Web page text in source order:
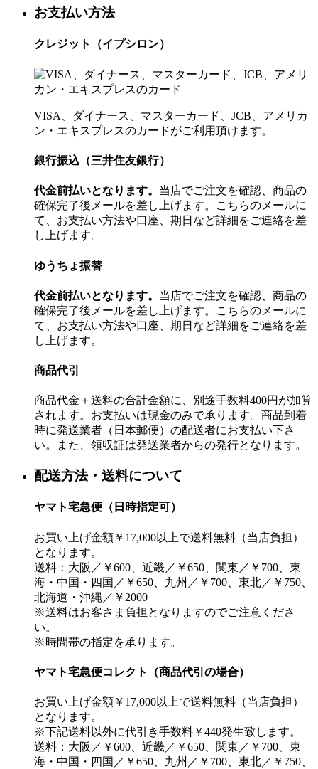
お支払い方法
クレジット（イプシロン）
VISA、ダイナース、マスターカード、JCB、アメリカ
ン・エキスプレスのカードがご利用頂けます。
銀行振込（三井住友銀行）
代金前払いとなります。 当店でご注文を確認、商品の
確保完了後メールを差し上げます。こちらのメールに
て、お支払い方法や口座、期日など詳細をご連絡を差
し上げます。
ゆうちょ振替
代金前払いとなります。 当店でご注文を確認、商品の
確保完了後メールを差し上げます。こちらのメールに
て、お支払い方法や口座、期日など詳細をご連絡を差
し上げます。
商品代引
商品代金＋送料の合計金額に、別途手数料400円が加算
されます。お支払いは現金のみで承ります。商品到着
時に発送業者（日本郵便）の配送者にお支払い下さ
い。また、領収証は発送業者からの発行となります。
配送方法・送料について
ヤマト宅急便（日時指定可）
お買い上げ金額￥17,000以上で送料無料（当店負担）
となります。
送料：大阪／￥600、近畿／￥650、関東／￥700、東
海・中国・四国／￥650、九州／￥700、東北／￥750、
北海道・沖縄／￥2000
※送料はお客さま負担となりますのでご注意くださ
い。
※時間帯の指定を承ります。
ヤマト宅急便コレクト（商品代引の場合）
お買い上げ金額￥17,000以上で送料無料（当店負担）
となります。
※下記送料以外に代引き手数料￥440発生致します。
送料：大阪／￥600、近畿／￥650、関東／￥700、東
海・中国・四国／￥650、九州／￥700、東北／￥750、